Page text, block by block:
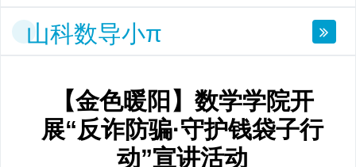
山科数导小π
【金色暖阳】数学学院开
展“反诈防骗·守护钱袋子行
动”宣讲活动